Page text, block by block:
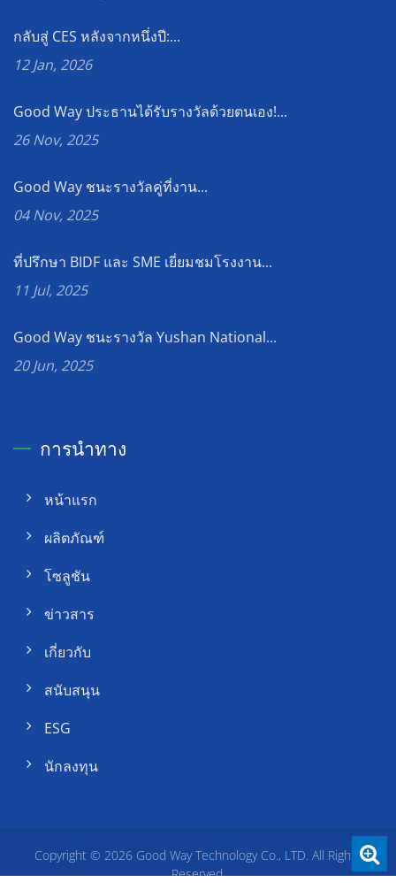
กลับสู่ CES หลังจากหนึ่งปี:...
12 Jan, 2026
Good Way ประธานได้รับรางวัลด้วยตนเอง!...
26 Nov, 2025
Good Way ชนะรางวัลคู่ที่งาน...
04 Nov, 2025
ที่ปรึกษา BIDF และ SME เยี่ยมชมโรงงาน...
11 Jul, 2025
Good Way ชนะรางวัล Yushan National...
20 Jun, 2025
การนำทาง
หน้าแรก
ผลิตภัณฑ์
โซลูชัน
ข่าวสาร
เกี่ยวกับ
สนับสนุน
ESG
นักลงทุน
Copyright © 2026 Good Way Technology Co., LTD. All Rights
Reserved.